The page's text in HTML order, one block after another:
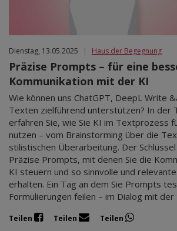
Dienstag, 13.05.2025 | Haus der Begegnung
Präzise Prompts – für eine
Kommunikation mit der KI
Wie können uns ChatGPT, DeepL Write
Texten zielführend unterstützen? In der
erfahren Sie, wie Sie KI im Textprozess
nutzen – vom Brainstorming über die
stilistischen Überarbeitung. Der
Präzise Prompts, mit denen Sie die
KI steuern und so sinnvolle und
erhalten. Ein Tag an dem Sie Prompts
Formulierungen feilen – im Dialog mit
Teilen Teilen Teilen